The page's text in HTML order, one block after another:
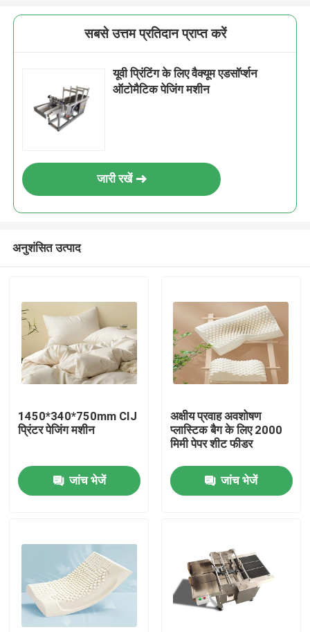
वीडियो
सबसे उत्तम प्रतिदान प्राप्त करें
यूवी प्रिंटिंग के लिए वैक्यूम एडसॉर्प्शन
ऑटोमैटिक पेजिंग मशीन
जारी रखें
अनुशंसित उत्पाद
1450*340*750mm CIJ
प्रिंटर पेजिंग मशीन
जांच भेजें
अक्षीय प्रवाह अवशोषण
प्लास्टिक बैग के लिए 2000
मिमी पेपर शीट फीडर
जांच भेजें